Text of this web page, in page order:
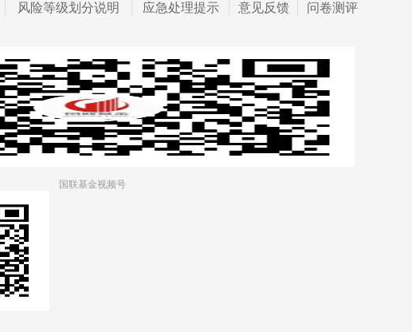
风险等级划分说明 应急处理提示 意见反馈 问卷测评
国联基金视频号